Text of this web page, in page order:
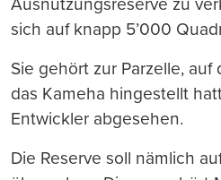
sich auf knapp 5’000
Sie gehört zur Parzelle,
das Kameha hingestellt
Entwickler abgesehen.
Die Reserve soll nämlich